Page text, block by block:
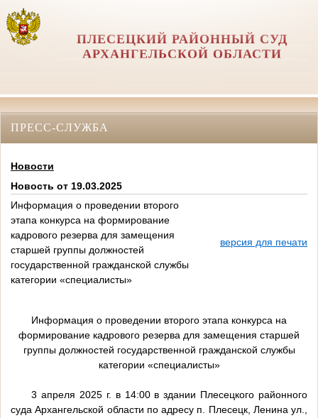
ПЛЕСЕЦКИЙ РАЙОННЫЙ СУД
АРХАНГЕЛЬСКОЙ ОБЛАСТИ
ПРЕСС-СЛУЖБА
Новости
Новость от 19.03.2025
Информация о проведении второго
этапа конкурса на формирование
кадрового резерва для замещения
старшей группы должностей
государственной гражданской службы
категории «специалисты»
версия для печати
Информация о проведении второго этапа конкурса на
формирование кадрового резерва для замещения старшей
группы должностей государственной гражданской службы
категории «специалисты»
3 апреля 2025 г. в 14:00 в здании Плесецкого районного
суда Архангельской области по адресу п. Плесецк, Ленина ул.,